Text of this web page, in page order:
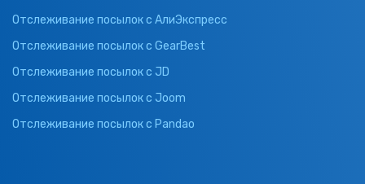
Отслеживание посылок с АлиЭкспресс
Отслеживание посылок с GearBest
Отслеживание посылок с JD
Отслеживание посылок с Joom
Отслеживание посылок с Pandao